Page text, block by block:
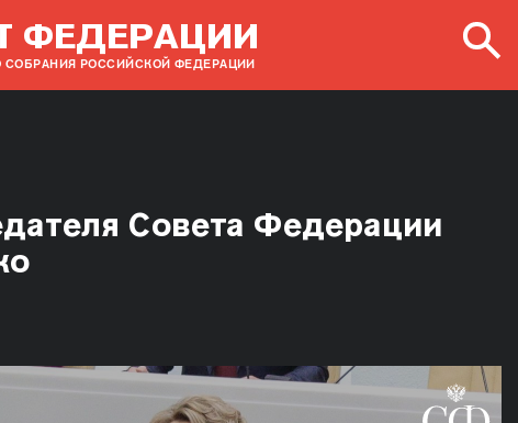
ФЕДЕРАЦИИ
СОБРАНИЯ РОССИЙСКОЙ ФЕДЕРАЦИИ
Совета Федерации